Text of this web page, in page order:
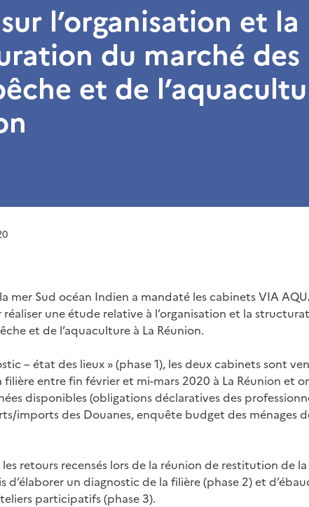
l’organisation et la
du marché
et de
mer Sud océan Indien a mandaté les cabinets VIA
une étude relative à l’organisation et la
et de l’aquaculture à La Réunion.
– état des lieux » (phase 1), les deux cabinets sont
entre fin février et mi-mars 2020 à La Réunion et
disponibles (obligations déclaratives des
imports des Douanes, enquête budget des ménages
retours recensés lors de la réunion de restitution de la
d’élaborer un diagnostic de la filière (phase 2) et
participatifs (phase 3).